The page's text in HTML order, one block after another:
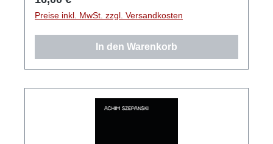
Preise inkl. MwSt. zzgl. Versandkosten
In den Warenkorb